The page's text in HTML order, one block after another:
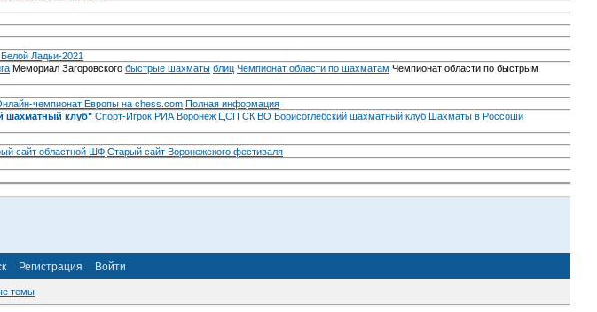
Ладьи-2021
Мемориал Загоровского быстрые шахматы блиц Чемпионат области по шахматам Чемпионат области по быстрым
чемпионат Европы на chess.com Полная информация
шахматный клуб" Спорт-Игрок РИА Воронеж ЦСП СК ВО Борисоглебский шахматный клуб Шахматы в Россоши
сайт областной ШФ Старый сайт Воронежского фестиваля
Регистрация Войти
темы